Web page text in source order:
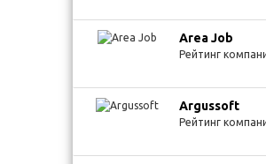
Area Job
Рейтинг
Argussoft
Рейтинг